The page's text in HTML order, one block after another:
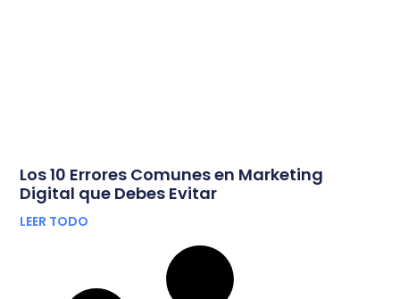
Los 10 Errores Comunes en Marketing
Digital que Debes Evitar
LEER TODO